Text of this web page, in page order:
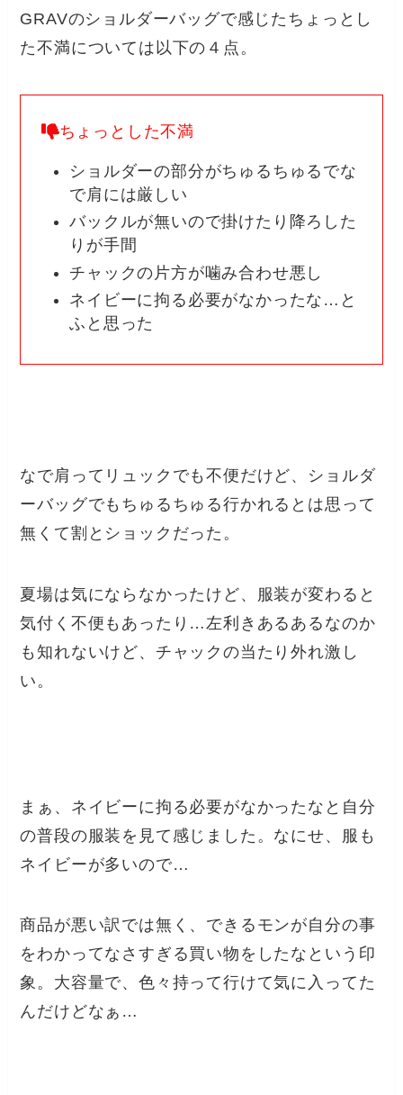
GRAVのショルダーバッグで感じたちょっとし
た不満については以下の４点。
ちょっとした不満
ショルダーの部分がちゅるちゅるでな
で肩には厳しい
バックルが無いので掛けたり降ろした
りが手間
チャックの片方が噛み合わせ悪し
ネイビーに拘る必要がなかったな…と
ふと思った
なで肩ってリュックでも不便だけど、ショルダ
ーバッグでもちゅるちゅる行かれるとは思って
無くて割とショックだった。
夏場は気にならなかったけど、服装が変わると
気付く不便もあったり…左利きあるあるなのか
も知れないけど、チャックの当たり外れ激し
い。
まぁ、ネイビーに拘る必要がなかったなと自分
の普段の服装を見て感じました。なにせ、服も
ネイビーが多いので…
商品が悪い訳では無く、できるモンが自分の事
をわかってなさすぎる買い物をしたなという印
象。大容量で、色々持って行けて気に入ってた
んだけどなぁ…